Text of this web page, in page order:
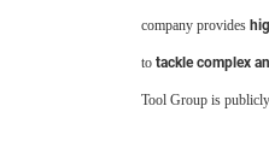
company provides
to tackle complex
Tool Group is